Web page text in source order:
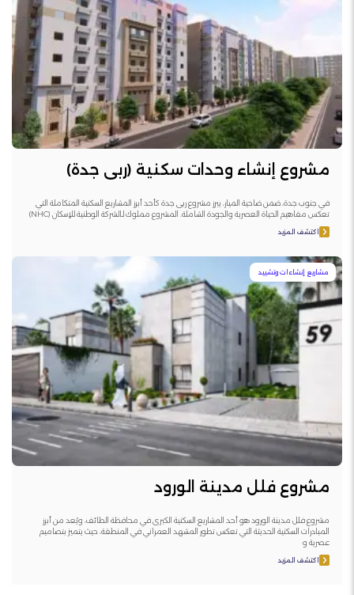
مشروع إنشاء وحدات سكنية (ربى جدة)
في جنوب جدة، ضمن ضاحية الميار، يبرز مشروع ربى جدة كأحد أبرز المشاريع السكنية المتكاملة التي
تعكس مفاهيم الحياة العصرية والجودة الشاملة. المشروع مملوك لـالشركة الوطنية للإسكان (NHC)
اكتشف المزيد
مشاريع إنشاءات وتشييد
مشروع فلل مدينة الورود
مشروع فلل مدينة الورود هو أحد المشاريع السكنية الكبرى في محافظة الطائف، ويُعد من أبرز
المبادرات السكنية الحديثة التي تعكس تطور المشهد العمراني في المنطقة، حيث يتميز بتصاميم
عصرية و
اكتشف المزيد